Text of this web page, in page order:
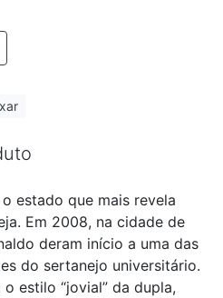
estado que mais revela
Em 2008, na cidade de
deram início a uma das
do sertanejo universitário.
estilo “jovial” da dupla,